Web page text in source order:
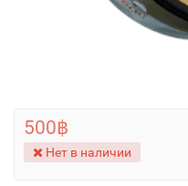
500฿
Нет в наличии